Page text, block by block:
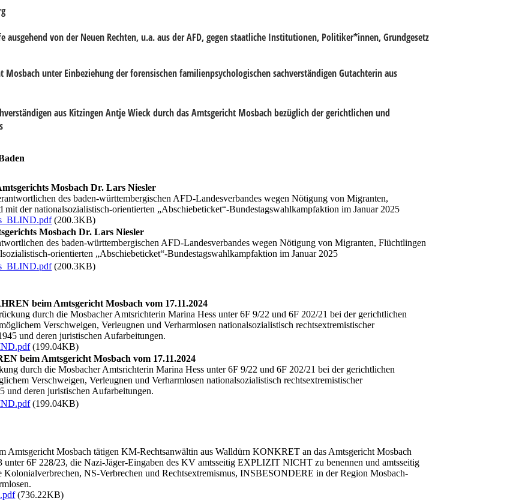
von der Neuen Rechten, u.a. aus der AFD, gegen staatliche Institutionen, Politiker*innen, Grundgesetz
unter Einbeziehung der forensischen familienpsychologischen sachverständigen Gutachterin aus
aus Kitzingen Antje Wieck durch das Amtsgericht Mosbach bezüglich der gerichtlichen und
Mosbach Dr. Lars Niesler
des baden-württembergischen AFD-Landesverbandes wegen Nötigung von Migranten,
der nationalsozialistisch-orientierten „Abschiebeticket“-Bundestagswahlkampfaktion im Januar 2025
(200.3KB)
Mosbach Dr. Lars Niesler
des baden-württembergischen AFD-Landesverbandes wegen Nötigung von Migranten, Flüchtlingen
orientierten „Abschiebeticket“-Bundestagswahlkampfaktion im Januar 2025
(200.3KB)
beim Amtsgericht Mosbach vom 17.11.2024
durch die Mosbacher Amtsrichterin Marina Hess unter 6F 9/22 und 6F 202/21 bei der gerichtlichen
Verschweigen, Verleugnen und Verharmlosen nationalsozialistisch rechtsextremistischer
und deren juristischen Aufarbeitungen.
(199.04KB)
beim Amtsgericht Mosbach vom 17.11.2024
durch die Mosbacher Amtsrichterin Marina Hess unter 6F 9/22 und 6F 202/21 bei der gerichtlichen
Verschweigen, Verleugnen und Verharmlosen nationalsozialistisch rechtsextremistischer
und deren juristischen Aufarbeitungen.
(199.04KB)
Amtsgericht Mosbach tätigen KM-Rechtsanwältin aus Walldürn KONKRET an das Amtsgericht Mosbach
6F 228/23, die Nazi-Jäger-Eingaben des KV amtsseitig EXPLIZIT NICHT zu benennen und amtsseitig
NS-Verbrechen und Rechtsextremismus, INSBESONDERE in der Region Mosbach-
(736.22KB)